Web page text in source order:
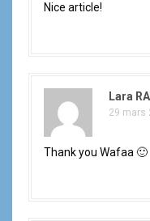
Nice article!
Lara
29 mars
Thank you Wafaa 🙂